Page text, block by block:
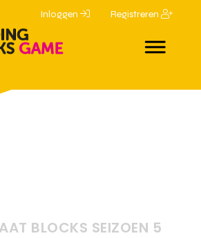
Inloggen Registreren
BLOCKS SEIZOEN 5